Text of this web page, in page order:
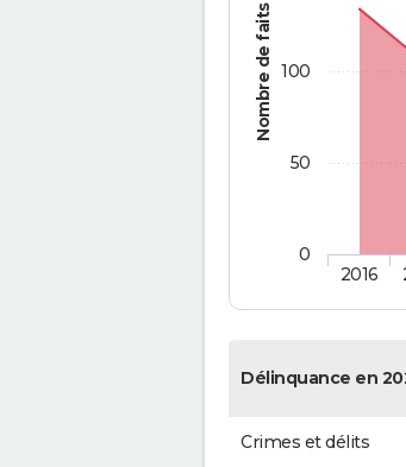
Nombre de faits
2016
0
50
100
Délinquance en
Crimes et délits